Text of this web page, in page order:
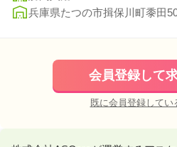
兵庫県たつの市揖保川町黍田
会員登録して
既に会員登録してい